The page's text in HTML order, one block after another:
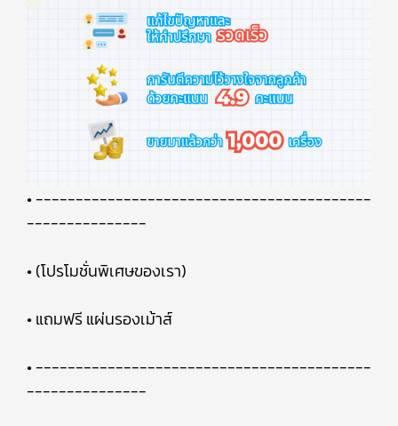
• ------------------------------------------
---------------
• (โปรโมชั่นพิเศษของเรา)
• แถมฟรี แผ่นรองเม้าส์
• ------------------------------------------
---------------